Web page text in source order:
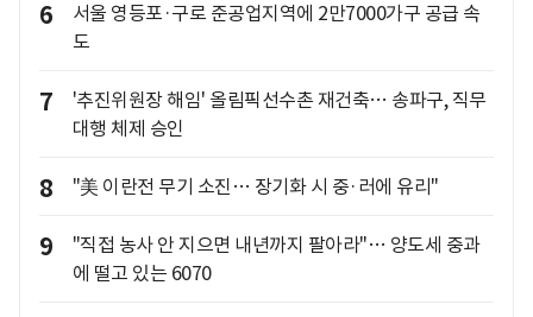
6
서울 영등포·구로 준공업지역에 2만7000가구 공급 속
도
7
'추진위원장 해임' 올림픽선수촌 재건축… 송파구, 직무
대행 체제 승인
8 "美 이란전 무기 소진… 장기화 시 중·러에 유리"
9
"직접 농사 안 지으면 내년까지 팔아라"… 양도세 중과
에 떨고 있는 6070